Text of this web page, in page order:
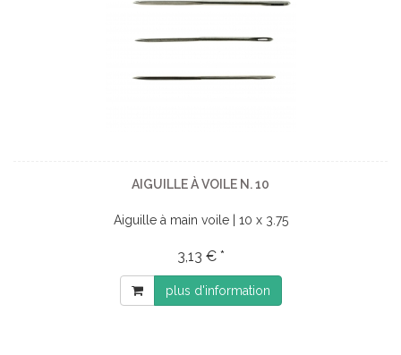
AIGUILLE À VOILE N. 10
Aiguille à main voile | 10 x 3.75
3,13 € *
plus d'information